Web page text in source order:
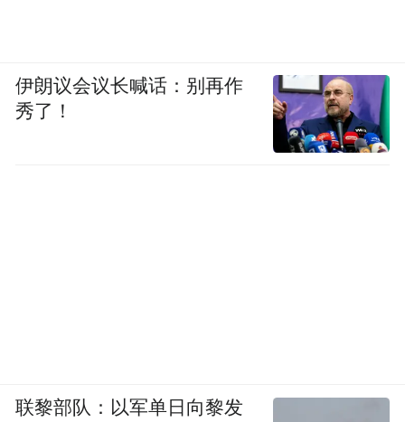
伊朗议会议长喊话：别再作
秀了！
联黎部队：以军单日向黎发